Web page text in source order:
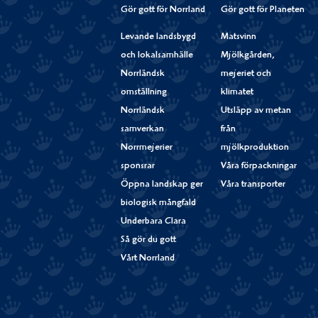
Gör gott för Norrland
Levande landsbygd
och lokalsamhälle
Norrländsk
omställning
Norrländsk
samverkan
Norrmejerier
sponsrar
Öppna landskap ger
biologisk mångfald
Underbara Clara
Så gör du gott
Vårt Norrland
Gör gott för Planeten
Matsvinn
Mjölkgården,
mejeriet och
klimatet
Utsläpp av metan
från
mjölkproduktion
Våra förpackningar
Våra transporter